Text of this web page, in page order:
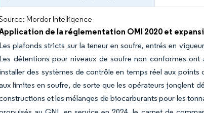
Mordor Intelligence
de la réglementation OMI 2020 et
Les plafonds stricts sur la teneur en soufre, entrés en
Les détentions pour niveaux de soufre non conformes
des systèmes de contrôle en temps réel aux
limites en soufre, de sorte que les opérateurs jonglent
et les mélanges de biocarburants pour les